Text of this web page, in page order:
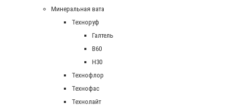
Минеральная вата
Техноруф
Галтель
В60
Н30
Технофлор
Технофас
Технолайт